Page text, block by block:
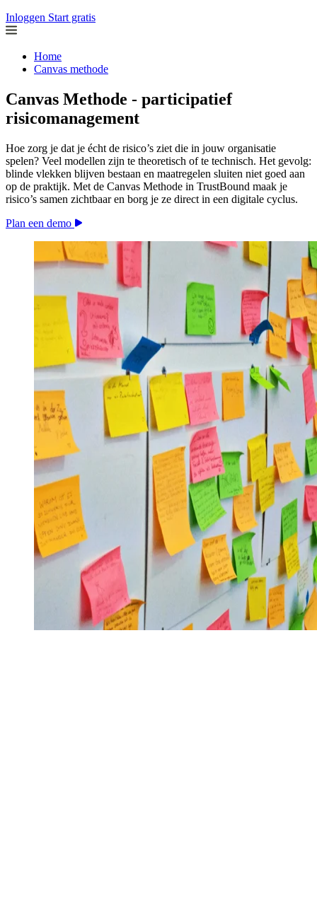
Inloggen Start gratis
Home
Canvas methode
Canvas Methode - participatief
risicomanagement
Hoe zorg je dat je écht de risico’s ziet die in jouw organisatie
spelen? Veel modellen zijn te theoretisch of te technisch. Het gevolg:
blinde vlekken blijven bestaan en maatregelen sluiten niet goed aan
op de praktijk. Met de Canvas Methode in TrustBound maak je
risico’s samen zichtbaar en borg je ze direct in een digitale cyclus.
Plan een demo